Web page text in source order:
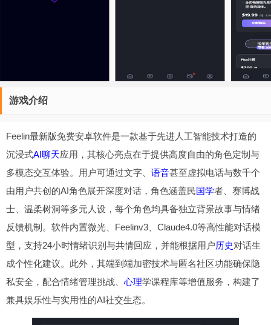
游戏介绍
Feelin最新版免费安卓软件是一款基于先进人工智能技术打造的
沉浸式AI聊天应用，其核心亮点在于提供高度自由的角色定制与
多模态交互体验。用户可通过文字、 语音甚至虚拟电话与数千个
由用户共创的AI角色展开深度对话，角色涵盖民国学者、赛博战
士、温柔树洞等多元人设，每个角色均具备独立背景故事与情绪
反馈机制。软件内置微光、Feelinv3、Claude4.0等高性能对话模
型，支持24小时情绪识别与共情回应，并能根据用户历史对话生
成个性化建议。此外，其端到端加密技术与匿名社区功能确保隐
私安全，配合情绪管理挑战、 心理学课程库等增值服务，构建了
兼具娱乐性与实用性的AI社交生态。